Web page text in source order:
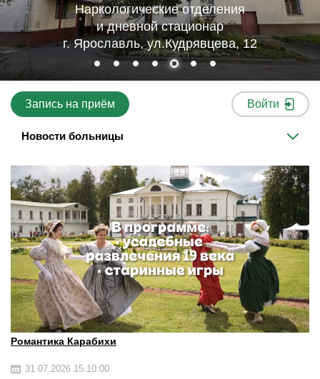
Наркологические отделения
и дневной стационар
г. Ярославль, ул.Кудрявцева, 12
Запись на приём Войти
Новости больницы
Романтика Карабихи
31.07.2026 15:10:00